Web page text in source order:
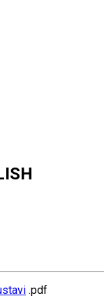
.pdf